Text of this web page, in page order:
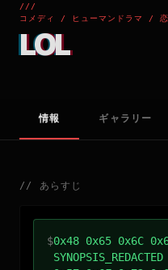
///
コメディ / ヒューマンドラマ /
LOL
情報 ギャラリー
// あらすじ
$0x48 0x65 0x6C